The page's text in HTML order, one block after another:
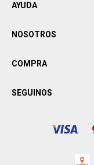
AYUDA
NOSOTROS
COMPRA
SEGUINOS